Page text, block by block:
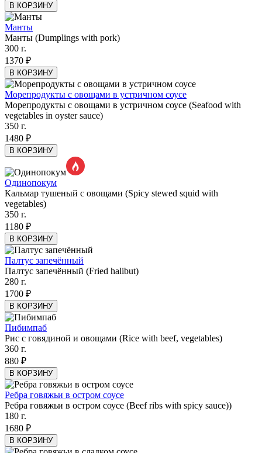
В КОРЗИНУ
Манты
Манты (Dumplings with pork)
300 г.
1370 ₽
В КОРЗИНУ
Морепродукты с овощами в устричном соусе
Морепродукты с овощами в устричном соусе (Seafood with
vegetables in oyster sauce)
350 г.
1480 ₽
В КОРЗИНУ
Одинопокум
Кальмар тушеный с овощами (Spicy stewed squid with
vegetables)
350 г.
1180 ₽
В КОРЗИНУ
Палтус запечённый
Палтус запечённый (Fried halibut)
280 г.
1700 ₽
В КОРЗИНУ
Пибимпаб
Рис с говядиной и овощами (Rice with beef, vegetables)
360 г.
880 ₽
В КОРЗИНУ
Ребра говяжьи в остром соусе
Ребра говяжьи в остром соусе (Beef ribs with spicy sauce))
180 г.
1680 ₽
В КОРЗИНУ